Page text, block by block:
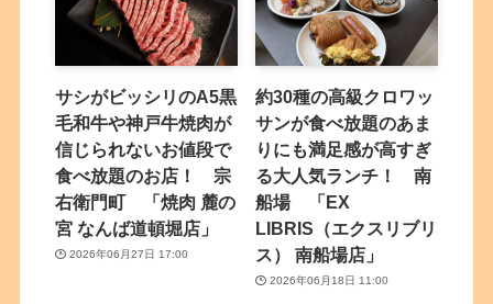
サシがビッシリのA5黒
毛和牛や神戸牛焼肉が
信じられないお値段で
食べ放題のお店！ 宗
右衛門町 「焼肉 麓の
宮 なんば道頓堀店」
2026年06月27日 17:00
約30種の高級クロワッ
サンが食べ放題のあま
りにも満足感が高すぎ
る大人気ランチ！ 南
船場 「EX
LIBRIS（エクスリブリ
ス） 南船場店」
2026年06月18日 11:00